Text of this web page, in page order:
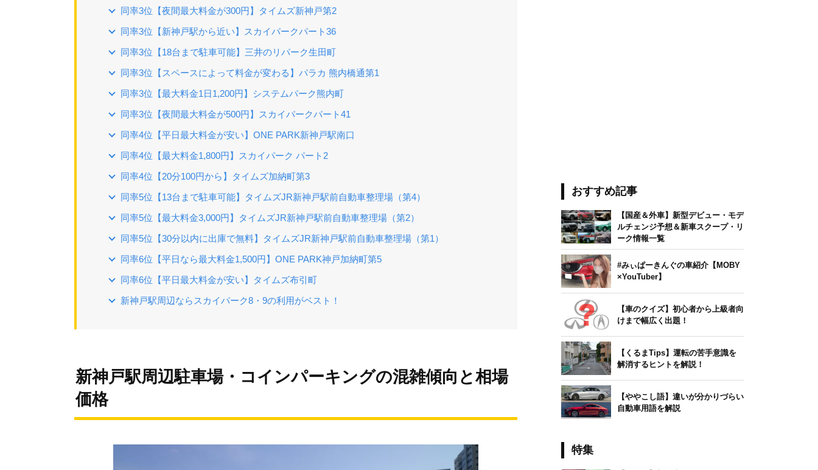
同率3位【夜間最大料金が300円】タイムズ新神戸第2
同率3位【新神戸駅から近い】スカイパークパート36
同率3位【18台まで駐車可能】三井のリパーク生田町
同率3位【スペースによって料金が変わる】パラカ 熊内橋通第1
同率3位【最大料金1日1,200円】システムパーク熊内町
同率3位【夜間最大料金が500円】スカイパークパート41
同率4位【平日最大料金が安い】ONE PARK新神戸駅南口
同率4位【最大料金1,800円】スカイパーク パート2
同率4位【20分100円から】タイムズ加納町第3
同率5位【13台まで駐車可能】タイムズJR新神戸駅前自動車整理場（第4）
同率5位【最大料金3,000円】タイムズJR新神戸駅前自動車整理場（第2）
同率5位【30分以内に出庫で無料】タイムズJR新神戸駅前自動車整理場（第1）
同率6位【平日なら最大料金1,500円】ONE PARK神戸加納町第5
同率6位【平日最大料金が安い】タイムズ布引町
新神戸駅周辺ならスカイパーク8・9の利用がベスト！
新神戸駅周辺駐車場・コインパーキングの混雑傾向と相場
価格
おすすめ記事
【国産＆外車】新型デビュー・モデ
ルチェンジ予想＆新車スクープ・リ
ーク情報一覧
#みぃぱーきんぐの車紹介【MOBY
×YouTuber】
【車のクイズ】初心者から上級者向
けまで幅広く出題！
【くるまTips】運転の苦手意識を
解消するヒントを解説！
【ややこし語】違いが分かりづらい
自動車用語を解説
特集